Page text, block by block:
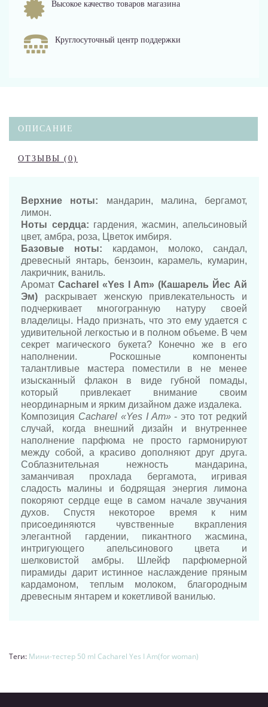
Высокое качество товаров магазина
Круглосуточный центр поддержки
ОПИСАНИЕ
ОТЗЫВЫ (0)
Верхние ноты: мандарин, малина, бергамот,
лимон.
Ноты сердца: гардения, жасмин, апельсиновый
цвет, амбра, роза, Цветок имбиря.
Базовые ноты: кардамон, молоко, сандал,
древесный янтарь, бензоин, карамель, кумарин,
лакричник, ваниль.
Аромат Cacharel «Yes I Am» (Кашарель Йес Ай
Эм) раскрывает женскую привлекательность и
подчеркивает многогранную натуру своей
владелицы. Надо признать, что это ему удается с
удивительной легкостью и в полном объеме. В чем
секрет магического букета? Конечно же в его
наполнении. Роскошные компоненты
талантливые мастера поместили в не менее
изысканный флакон в виде губной помады,
который привлекает внимание своим
неординарным и ярким дизайном даже издалека.
Композиция Cacharel «Yes I Am»- это тот редкий
случай, когда внешний дизайн и внутреннее
наполнение парфюма не просто гармонируют
между собой, а красиво дополняют друг друга.
Соблазнительная нежность мандарина,
заманчивая прохлада бергамота, игривая
сладость малины и бодрящая энергия лимона
покоряют сердце еще в самом начале звучания
духов. Спустя некоторое время к ним
присоединяются чувственные вкрапления
элегантной гардении, пикантного жасмина,
интригующего апельсинового цвета и
шелковистой амбры. Шлейф парфюмерной
пирамиды дарит истинное наслаждение пряным
кардамоном, теплым молоком, благородным
древесным янтарем и кокетливой ванилью.
Теги: Мини-тестер 50 ml Cacharel Yes I Am(for woman)